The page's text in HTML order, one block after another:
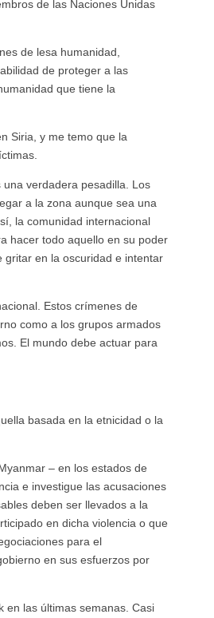
de las Naciones Unidas
de lesa humanidad,
de proteger a las
que tiene la
Siria, y me temo que la
verdadera pesadilla. Los
a la zona aunque sea una
la comunidad internacional
hacer todo aquello en su poder
gritar en la oscuridad e intentar
Estos crímenes de
como a los grupos armados
El mundo debe actuar para
basada en la etnicidad o la
– en los estados de
e investigue las acusaciones
deben ser llevados a la
en dicha violencia o que
para el
en sus esfuerzos por
en las últimas semanas. Casi